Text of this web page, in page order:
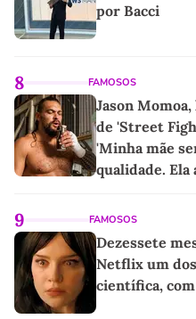
por Bacci
8 FAMOSOS
Jason Momoa,
de 'Street
'Minha mãe
qualidade. Ela
9 FAMOSOS
Dezessete
Netflix um
científica,